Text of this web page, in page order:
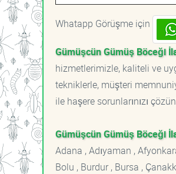
Whatapp Görüşme için
Gümüşcün Gümüş Böceği
hizmetlerimizle, kaliteli ve
tekniklerle, müşteri
ile haşere sorunlarınızı
Gümüşcün Gümüş Böceği
Adana , Adıyaman ,
Bolu , Burdur , Bursa ,